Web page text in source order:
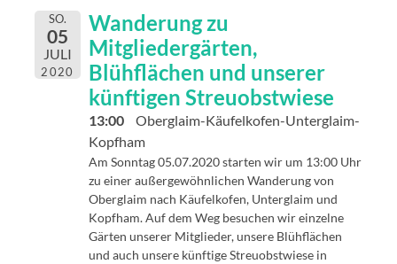
SO.
05
JULI
2020
Wanderung zu
Mitgliedergärten,
Blühflächen und unserer
künftigen Streuobstwiese
13:00
Oberglaim-Käufelkofen-Unterglaim-
Kopfham
Am Sonntag 05.07.2020 starten wir um 13:00 Uhr
zu einer außergewöhnlichen Wanderung von
Oberglaim nach Käufelkofen, Unterglaim und
Kopfham. Auf dem Weg besuchen wir einzelne
Gärten unserer Mitglieder, unsere Blühflächen
und auch unsere künftige Streuobstwiese in